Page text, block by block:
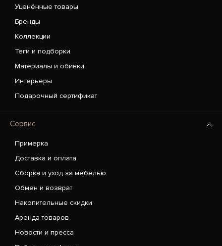
Уценённые товары
Бренды
Коллекции
Теги и подборки
Материалы и обивки
Интерьеры
Подарочный сертификат
Сервис
Примерка
Доставка и оплата
Сборка и уход за мебелью
Обмен и возврат
Накопительные скидки
Аренда товаров
Новости и пресса